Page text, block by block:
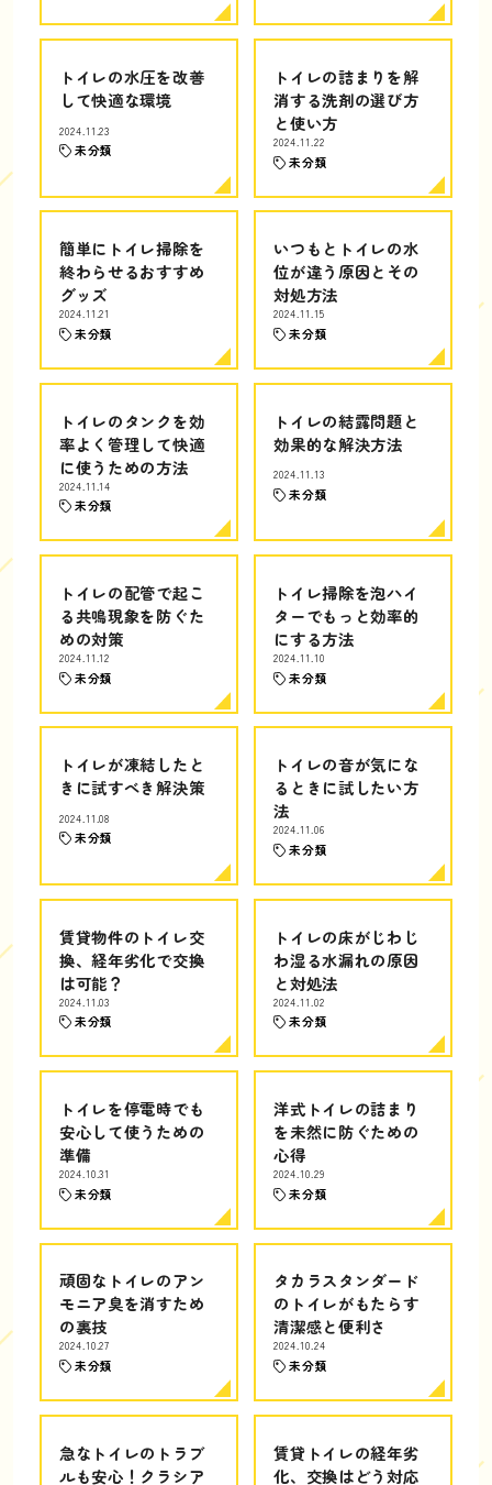
トイレの水圧を改善
して快適な環境
2024.11.23
未分類
トイレの詰まりを解
消する洗剤の選び方
と使い方
2024.11.22
未分類
簡単にトイレ掃除を
終わらせるおすすめ
グッズ
2024.11.21
未分類
いつもとトイレの水
位が違う原因とその
対処方法
2024.11.15
未分類
トイレのタンクを効
率よく管理して快適
に使うための方法
2024.11.14
未分類
トイレの結露問題と
効果的な解決方法
2024.11.13
未分類
トイレの配管で起こ
る共鳴現象を防ぐた
めの対策
2024.11.12
未分類
トイレ掃除を泡ハイ
ターでもっと効率的
にする方法
2024.11.10
未分類
トイレが凍結したと
きに試すべき解決策
2024.11.08
未分類
トイレの音が気にな
るときに試したい方
法
2024.11.06
未分類
賃貸物件のトイレ交
換、経年劣化で交換
は可能？
2024.11.03
未分類
トイレの床がじわじ
わ湿る水漏れの原因
と対処法
2024.11.02
未分類
トイレを停電時でも
安心して使うための
準備
2024.10.31
未分類
洋式トイレの詰まり
を未然に防ぐための
心得
2024.10.29
未分類
頑固なトイレのアン
モニア臭を消すため
の裏技
2024.10.27
未分類
タカラスタンダード
のトイレがもたらす
清潔感と便利さ
2024.10.24
未分類
急なトイレのトラブ
ルも安心！クラシア
賃貸トイレの経年劣
化、交換はどう対応